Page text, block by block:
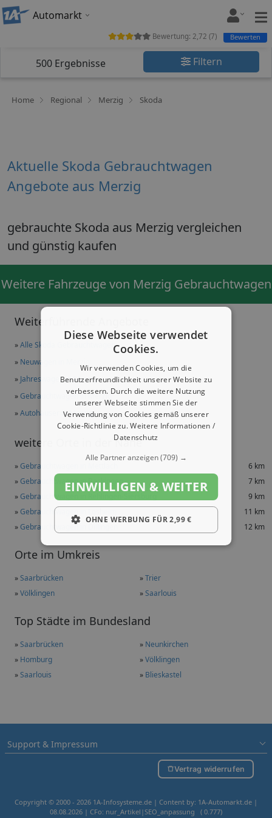
Automarkt
500 Ergebnisse Filtern
Home Regional Merzig Skoda
Weiterführende Angebote
»Alle Skoda Gebrauchtwagen
» Neuwagen in Merzig
» Jahreswagen in Merzig
»Gebrauchtwagen in Merzig
»Autohäuser in Merzig
weitere Orte in der Nähe
»Gebrauchtwagen in Mettlach
6 km
»Gebrauchtwagen in Beckingen
7 km
»Gebrauchtwagen in Rehlingen-Siersburg
9 km
»Gebrauchtwagen in Losheim
11 km
»Gebrauchtwagen in Dillingen 12 km
Orte im Umkreis
»Saarbrücken »Trier
»Völklingen »Saarlouis
Top Städte im Bundesland
»Saarbrücken » Neunkirchen
» Homburg »Völklingen
»Saarlouis » Blieskastel
Bewertung: 2,72 (7) Bewerten
Aktuelle Skoda Gebrauchtwagen
Angebote aus Merzig
gebrauchte Skoda aus Merzig vergleichen
und günstig kaufen
Weitere Fahrzeuge von Merzig Gebrauchtwagen
Support & Impressum
Vertrag widerrufen
Copyright © 2000 - 2026 1A-Infosysteme.de | Content by: 1A-Automarkt.de |
08.08.2026 | CFo: nur_Artikel|SEO_anpassung ( 0.777)
Diese Webseite verwendet
Cookies.
Wir verwenden Cookies, um die
Benutzerfreundlichkeit unserer Website zu
verbessern. Durch die weitere Nutzung
unserer Webseite stimmen Sie der
Verwendung von Cookies gemäß unserer
Cookie-Richtlinie zu.Weitere Informationen /
Datenschutz
Alle Partner anzeigen(709) →
EINWILLIGEN & WEITER
OHNE WERBUNG FÜR 2,99 €